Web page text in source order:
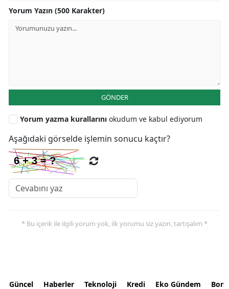
Yorum Yazın (500 Karakter)
GÖNDER
Yorum yazma kurallarını okudum ve kabul ediyorum
Aşağıdaki görselde işlemin sonucu kaçtır?
* Bu içerik ile ilgili yorum yok, ilk yorumu siz yazın, tartışalım *
Güncel Haberler Teknoloji Kredi Eko Gündem